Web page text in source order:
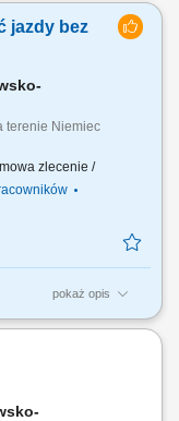
jazdy bez
terenie Niemiec
zlecenie /
pokaż opis
BEZ tachografu
z
przez firmę,